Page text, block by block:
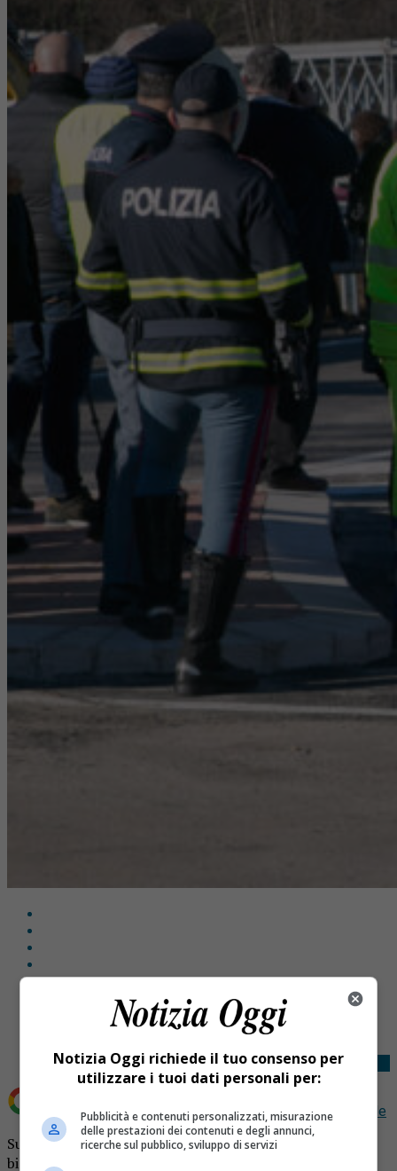
Aggiungi Notizia Oggi.it come Fonte preferita su Google
Sul ponte provvisorio di Romagnano potranno passare le
bici, ma non sono previsti passaggi pedonali.
Notizia Oggi richiede il tuo consenso per
utilizzare i tuoi dati personali per:
Pubblicità e contenuti personalizzati, misurazione
delle prestazioni dei contenuti e degli annunci,
ricerche sul pubblico, sviluppo di servizi